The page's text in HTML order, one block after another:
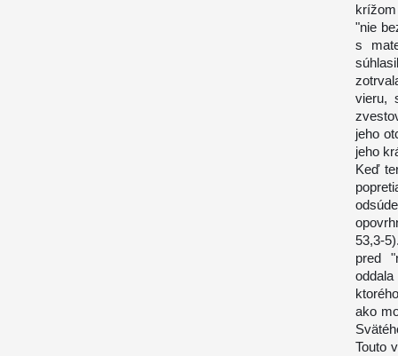
"nie
s
vieru,
jeho
jeho
Keď
53,3-
pred
ako
Touto